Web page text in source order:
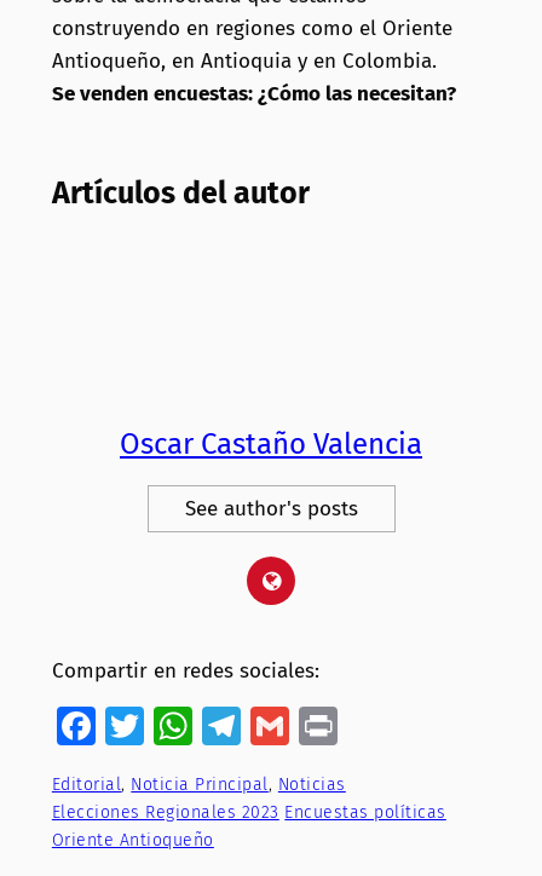
construyendo en regiones como el Oriente
Antioqueño, en Antioquia y en Colombia.
Se venden encuestas: ¿Cómo las necesitan?
Artículos del autor
Oscar Castaño Valencia
See author's posts
Compartir en redes sociales:
Facebook
Twitter
WhatsApp
Telegram
GmailPrint
Editorial, Noticia Principal, Noticias
Elecciones Regionales 2023 Encuestas políticas
Oriente Antioqueño